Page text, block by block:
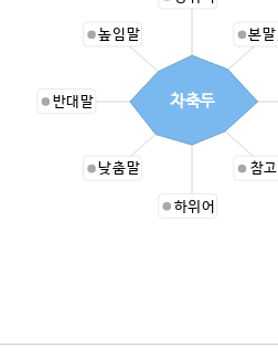
본
참
하위어
낮춤말
반대말
높임말
차축두